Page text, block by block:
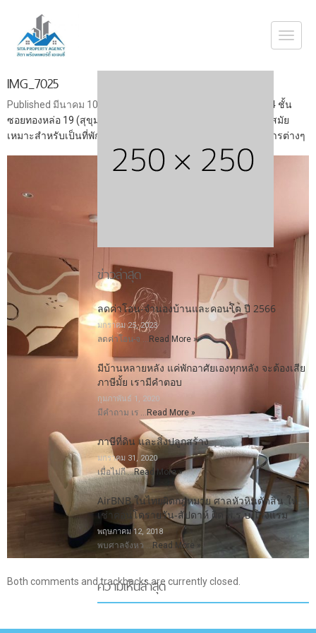
IMG_7025
Published มีนาคม 10, 2024
ขาย ทาวน์โฮม 4 ชั้น
ซอยทองหล่อ 19 (สุขุมวิท 55) ใกล้ BTS ทองหล่อ ตกแต่งสวย ทันสมัย
เหมาะสำหรับเป็นที่พักอาศัย ออฟฟิศสำนักงาน หรือประกอบกิจการต่างๆ
Both comments and trackbacks are currently closed.
ข่าวล่าสุด
ลดค่าโอน-จำนองบ้านและคอนโด ปี 2566
มกราคม 25, 2023
ลดค่าโอน-จ … Read More »
มีบ้านหลายหลัง แค่พักอาศัยเองทุกหลัง จะต้องเสีย
ภาษีมั้ย เรามีคำตอบ
กุมภาพันธ์ 1, 2020
มีคำถาม เร … Read More »
ภาษีที่ดิน และสิ่งปลูกสร้าง
มกราคม 31, 2020
เมื่อไม่กี …Read More »
AirBNB ในไทยผิดกฎหมาย ศาลหัวหินตัดสิน ให้
เช่าคอนโดรายวัน-สัปดาห์ ผิด พ.ร.บ.โรงแรม
พฤษภาคม 12, 2018
พบศาลจังหว … Read More »
ความเห็นล่าสุด